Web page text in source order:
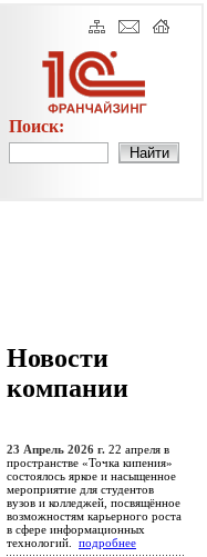
Поиск:
Новости
компании
23 Апрель 2026 г. 22 апреля в
пространстве «Точка кипения»
состоялось яркое и насыщенное
мероприятие для студентов
вузов и колледжей, посвящённое
возможностям карьерного роста
в сфере информационных
технологий. подробнее